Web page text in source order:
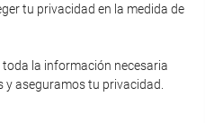
tu privacidad en la medida de
la información necesaria
aseguramos tu privacidad.